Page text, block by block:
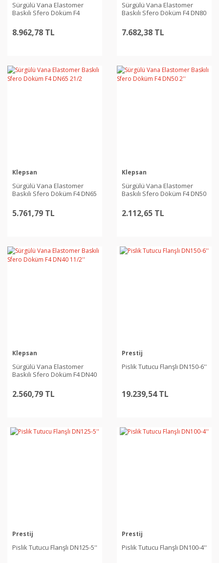
Sürgülü Vana Elastomer
Baskılı Sfero Döküm F4
8.962,78 TL
Sürgülü Vana Elastomer
Baskılı Sfero Döküm F4 DN80
7.682,38 TL
Klepsan
Sürgülü Vana Elastomer
Baskılı Sfero Döküm F4 DN65
5.761,79 TL
Klepsan
Sürgülü Vana Elastomer
Baskılı Sfero Döküm F4 DN50
2.112,65 TL
Klepsan
Sürgülü Vana Elastomer
Baskılı Sfero Döküm F4 DN40
2.560,79 TL
Prestij
Pislik Tutucu Flanşlı DN150-6''
19.239,54 TL
Prestij
Pislik Tutucu Flanşlı DN125-5''
Prestij
Pislik Tutucu Flanşlı DN100-4''